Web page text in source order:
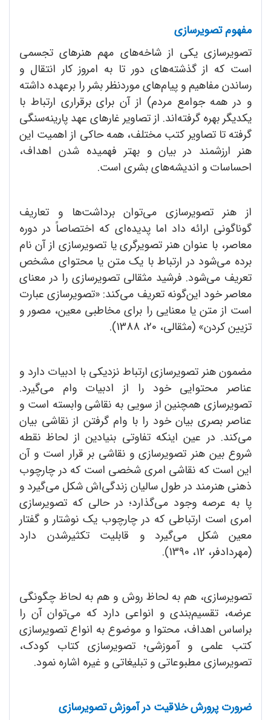
مفهوم تصویرسازی
تصویرسازی یکی از شاخه‌های مهم هنرهای تجسمی
است که از گذشته‌های دور تا به امروز کار انتقال و
رساندن مفاهیم و پیام‌های موردنظر بشر را برعهده داشته
و در همه جوامع مردم) از آن برای برقراری ارتباط با
یکدیگر بهره گرفته‌اند. از تصاویر غارهای عهد پارینه‌سنگی
گرفته تا تصاویر کتب مختلف، همه حاکی از اهمیت این
هنر ارزشمند در بیان و بهتر فهمیده شدن اهداف،
احساسات و اندیشه‌های بشری است.
از هنر تصویرسازی می‌توان برداشت‌ها و تعاریف
گوناگونی ارائه داد اما پدیده‌ای که اختصاصاً در دوره
معاصر، با عنوان هنر تصویرگری یا تصویرسازی از آن نام
برده می‌شود در ارتباط با یک متن یا محتوای مشخص
تعریف می‌شود. فرشید مثقالی تصویرسازی را در معنای
معاصر خود این‌گونه تعریف می‌کند: «تصویرسازی عبارت
است از متن‌ یا معنایی را برای مخاطبی معین، مصور و
تزیین کردن» (مثقالی، 20، 1388).
مضمون هنر تصویرسازی ارتباط نزدیکی با ادبیات دارد و
عناصر محتوایی خود را از ادبیات وام می‌گیرد.
تصویرسازی همچنین از سویی به نقاشی وابسته است و
عناصر بصری بیان خود را با وام گرفتن از نقاشی بیان
می‌کند. در عین اینکه تفاوتی بنیادین از لحاظ نقطه
شروع بین هنر تصویرسازی و نقاشی بر قرار است و آن
این است که نقاشی امری شخصی است که در چارچوب
ذهنی هنرمند در طول سالیان زندگی‌اش شکل می‌گیرد و
پا به عرصه وجود می‌گذارد؛ در حالی که تصویرسازی
امری است ارتباطی که در چارچوب یک نوشتار و گفتار
معین شکل می‌گیرد و قابلیت تکثیرشدن دارد
(مهردادفر، 12، 1390).
تصویرسازی، هم به لحاظ روش و هم به لحاظ چگونگی
عرضه، تقسیم‌بندی و انواعی دارد که می‌توان آن را
براساس اهداف، محتوا و موضوع به انواع تصویرسازی
کتب علمی و آموزشی؛ تصویرسازی کتاب کودک،
تصویرسازی مطبوعاتی و تبلیغاتی و غیره اشاره نمود.
ضرورت پرورش خلاقیت در آموزش تصویرسازی